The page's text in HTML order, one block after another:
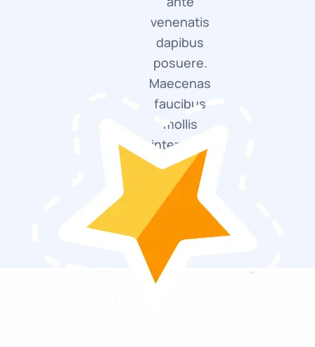
venenatis
dapibus
posuere.
Maecenas
faucibus
mollis
interdum.